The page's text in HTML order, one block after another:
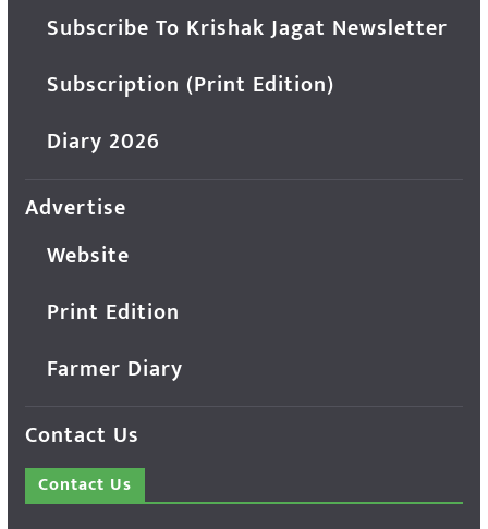
Subscribe To Krishak Jagat Newsletter
Subscription (Print Edition)
Diary 2026
Advertise
Website
Print Edition
Farmer Diary
Contact Us
Contact Us